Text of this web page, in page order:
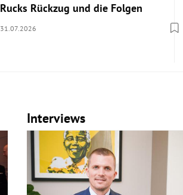
Rucks Rückzug und die Folgen
31.07.2026
Interviews